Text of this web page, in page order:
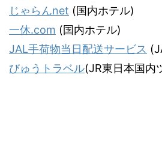
じゃらんnet (国内ホテル)
一休.com (国内ホテル)
JAL手荷物当日配送サービス
びゅうトラベル(JR東日本国内